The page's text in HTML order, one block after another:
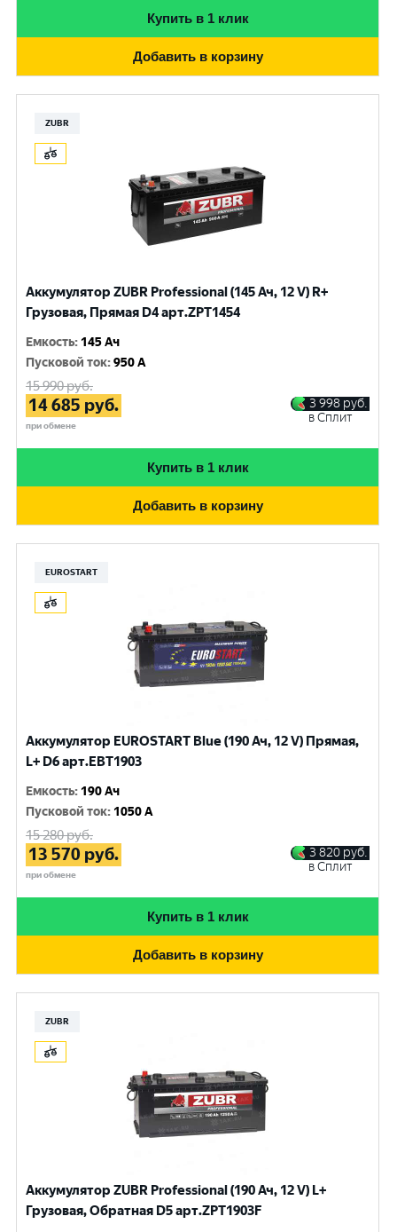
Купить в 1 клик
Добавить в корзину
ZUBR
Аккумулятор ZUBR Professional (145 Ач, 12 V) R+
Грузовая, Прямая D4 арт.ZPT1454
Емкость: 145 Ач
Пусковой ток:950 A
15 990руб.
14 685 руб.
при обмене
3 998 руб.
в Сплит
Купить в 1 клик
Добавить в корзину
EUROSTART
Аккумулятор EUROSTART Blue (190 Ач, 12 V) Прямая,
L+ D6 арт.EBT1903
Емкость: 190 Ач
Пусковой ток: 1050 A
15 280руб.
13 570 руб.
при обмене
3 820 руб.
в Сплит
Купить в 1 клик
Добавить в корзину
ZUBR
Аккумулятор ZUBR Professional (190 Ач, 12 V) L+
Грузовая, Обратная D5 арт.ZPT1903F